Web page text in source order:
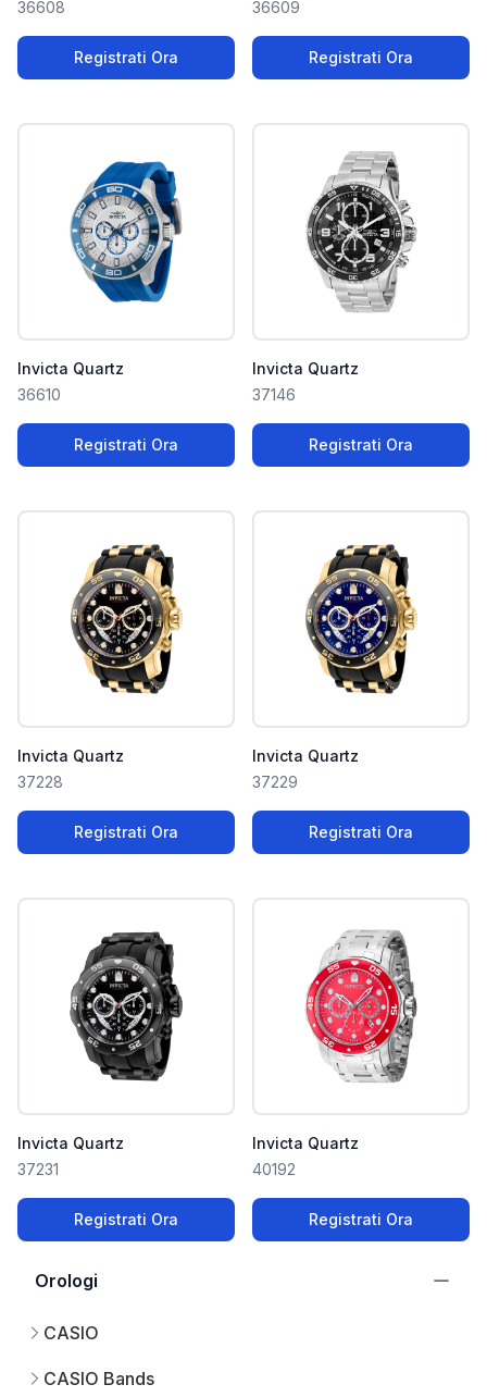
Orologi
CASIO
CASIO Bands
36608
Registrati Ora
36609
Registrati Ora
Invicta Quartz
36610
Registrati Ora
Invicta Quartz
37146
Registrati Ora
Invicta Quartz
37228
Registrati Ora
Invicta Quartz
37229
Registrati Ora
Invicta Quartz
37231
Registrati Ora
Invicta Quartz
40192
Registrati Ora